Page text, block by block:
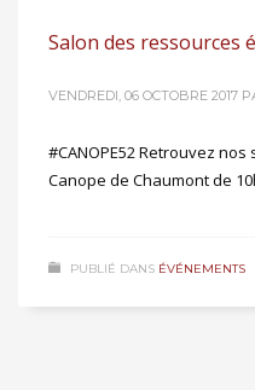
Salon des ressources
VENDREDI, 06 OCTOBRE 2017
#CANOPE52 Retrouvez
Canope de Chaumont de
PUBLIÉ DANS ÉVÉNEMENTS